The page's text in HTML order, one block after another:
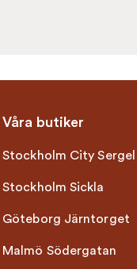
Våra butiker
Stockholm City Sergel
Stockholm Sickla
Göteborg Järntorget
Malmö Södergatan